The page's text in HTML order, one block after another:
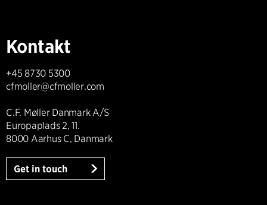
Kontakt
+45 8730 5300
cfmoller@cfmoller.com
C.F. Møller Danmark A/S
Europaplads 2, 11.
8000 Aarhus C, Danmark
Get in touch